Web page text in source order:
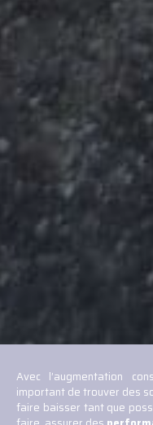
Avec l’augmentation
important de trouver des
faire baisser tant que